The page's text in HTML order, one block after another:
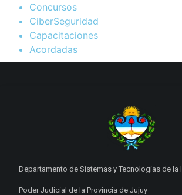
Concursos
CiberSeguridad
Capacitaciones
Acordadas
Departamento de Sistemas y Tecnologías de la
Poder Judicial de la Provincia de Jujuy